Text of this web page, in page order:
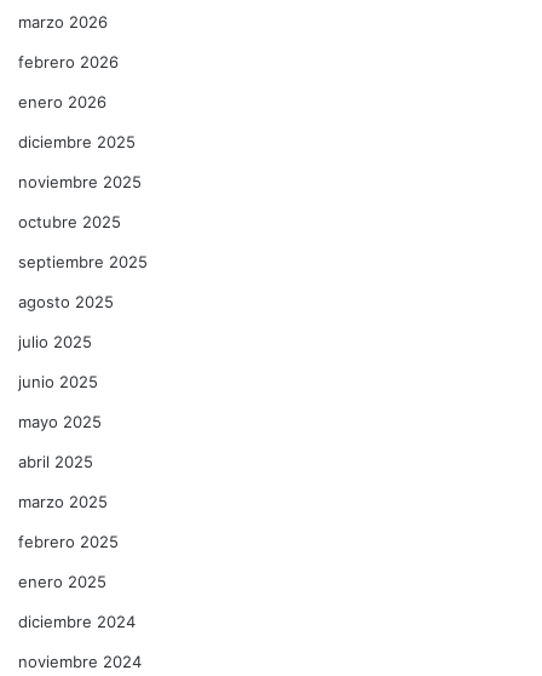
marzo 2026
febrero 2026
enero 2026
diciembre 2025
noviembre 2025
octubre 2025
septiembre 2025
agosto 2025
julio 2025
junio 2025
mayo 2025
abril 2025
marzo 2025
febrero 2025
enero 2025
diciembre 2024
noviembre 2024